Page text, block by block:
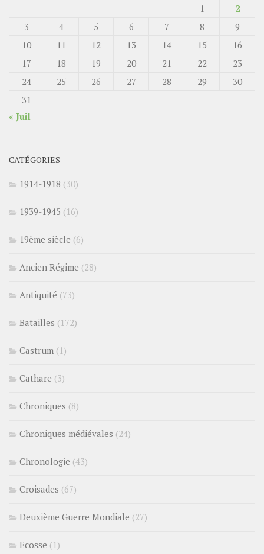
1
2
3
4 5 6 7 8
9
10
11 12 13 14 15
16
17
18 19 20 21 22
23
24
25 26 27 28 29
30
31
« Juil
CATÉGORIES
1914-1918 (30)
1939-1945 (16)
19ème siècle (6)
Ancien Régime (28)
Antiquité (73)
Batailles (172)
Castrum (1)
Cathare (3)
Chroniques (8)
Chroniques médiévales (24)
Chronologie (43)
Croisades (67)
Deuxième Guerre Mondiale (27)
Ecosse (1)